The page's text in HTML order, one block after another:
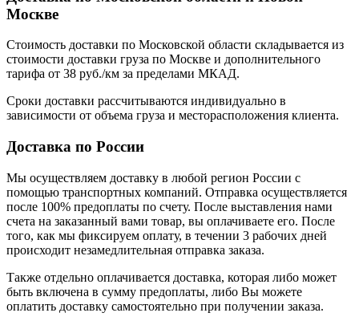
Москве
Стоимость доставки по Московской области складывается из
стоимости доставки груза по Москве и дополнительного
тарифа от 38 руб./км за пределами МКАД.
Сроки доставки рассчитываются индивидуально в
зависимости от объема груза и месторасположения клиента.
Доставка по России
Мы осуществляем доставку в любой регион России с
помощью транспортных компаний. Отправка осуществляется
после 100% предоплаты по счету. После выставления нами
счета на заказанный вами товар, вы оплачиваете его. После
того, как мы фиксируем оплату, в течении 3 рабочих дней
происходит незамедлительная отправка заказа.
Также отдельно оплачивается доставка, которая либо может
быть включена в сумму предоплаты, либо Вы можете
оплатить доставку самостоятельно при получении заказа.